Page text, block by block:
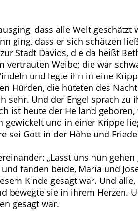
dass alle Welt
ging, dass er sich schätzen
Stadt Davids, die da heißt
Weibe; die war
und legte ihn in eine
Hürden, die hüteten des
Und der Engel sprach zu
ist heute der Heiland
und in einer Krippe
sei Gott in der Höhe und
„Lasst uns nun
fanden beide, Maria und
Kinde gesagt war. Und
bewegte sie in ihrem Herzen.
gesagt war.